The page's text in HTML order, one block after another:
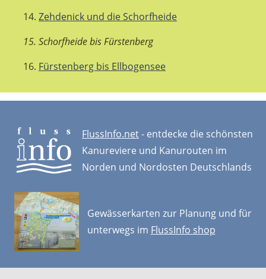
Zehdenick und die Schorfheide
Schorfheide bis Fürstenberg
Fürstenberg bis Ellbogensee
FlussInfo.net- entdecke die schönsten
Kanureviere und Kanurouten im
Norden und Nordosten Deutschlands
Gewässerkarten zur Planung und für
unterwegs im FlussInfo shop